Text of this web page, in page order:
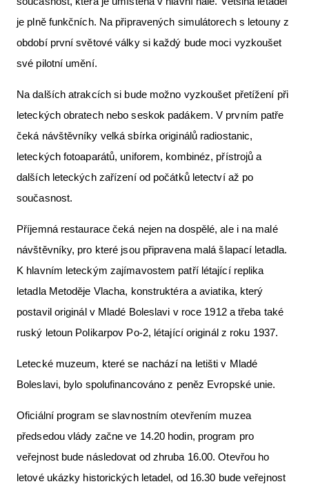
je plně funkčních. Na připravených simulátorech s letouny z
období první světové války si každý bude moci vyzkoušet
své pilotní umění.
Na dalších atrakcích si bude možno vyzkoušet přetížení při
leteckých obratech nebo seskok padákem. V prvním patře
čeká návštěvníky velká sbírka originálů radiostanic,
leteckých fotoaparátů, uniforem, kombinéz, přístrojů a
dalších leteckých zařízení od počátků letectví až po
současnost.
Příjemná restaurace čeká nejen na dospělé, ale i na malé
návštěvníky, pro které jsou připravena malá šlapací letadla.
K hlavním leteckým zajímavostem patří létající replika
letadla Metoděje Vlacha, konstruktéra a aviatika, který
postavil originál v Mladé Boleslavi v roce 1912 a třeba také
ruský letoun Polikarpov Po-2, létající originál z roku 1937.
Letecké muzeum, které se nachází na letišti v Mladé
Boleslavi, bylo spolufinancováno z peněz Evropské unie.
Oficiální program se slavnostním otevřením muzea
předsedou vlády začne ve 14.20 hodin, program pro
veřejnost bude následovat od zhruba 16.00. Otevřou ho
letové ukázky historických letadel, od 16.30 bude veřejnost
Inzerujte s námi
E-SHOP